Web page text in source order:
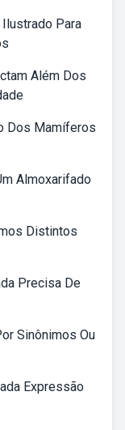
Ilustrado Para
Além Dos
Dos Mamíferos
Almoxarifado
Distintos
Precisa De
Sinônimos Ou
Expressão